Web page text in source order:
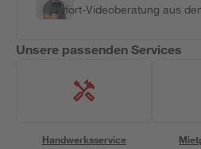
Sofort-Videoberatung aus
Unsere passenden Services
Handwerksservice